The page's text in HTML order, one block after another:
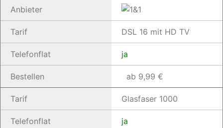
Anbieter
Tarif DSL 16 mit HD TV
Telefonflat ja
Bestellen ab 9,99 €
Tarif Glasfaser 1000
Telefonflat ja